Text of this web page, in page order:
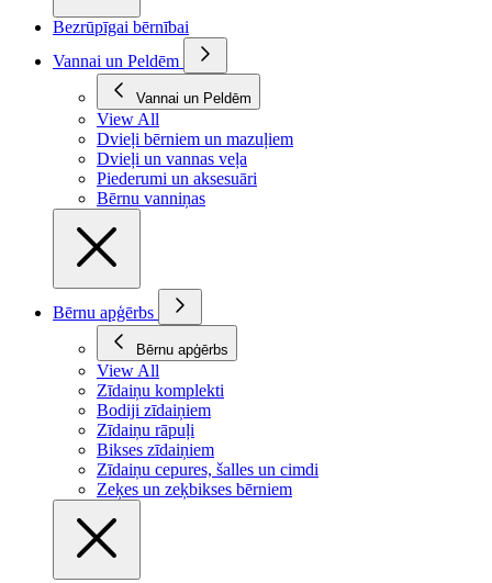
Bezrūpīgai bērnībai
Vannai un Peldēm
Vannai un Peldēm
View All
Dvieļi bērniem un mazuļiem
Dvieļi un vannas veļa
Piederumi un aksesuāri
Bērnu vanniņas
Bērnu apģērbs
Bērnu apģērbs
View All
Zīdaiņu komplekti
Bodiji zīdaiņiem
Zīdaiņu rāpuļi
Bikses zīdaiņiem
Zīdaiņu cepures, šalles un cimdi
Zeķes un zeķbikses bērniem